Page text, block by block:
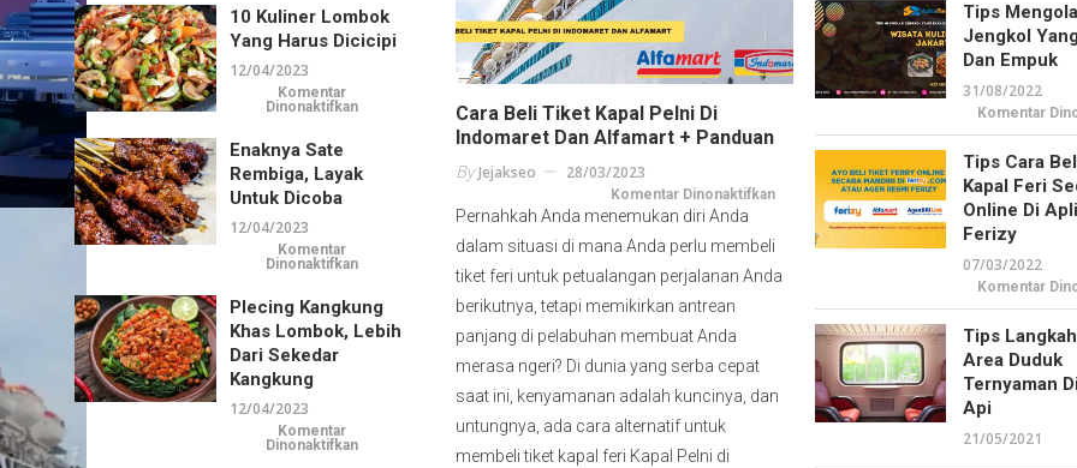
Lombok,
Kemana
Saja?
10 Kuliner Lombok
Yang Harus Dicicipi
12/04/2023
Komentar
Dinonaktifkanpada
Yang
Harus
Enaknya Sate
Rembiga, Layak
Untuk Dicoba
12/04/2023
Komentar
Dinonaktifkanpada
Rembiga,
Layak
Untuk
Plecing Kangkung
Khas Lombok, Lebih
Dari Sekedar
Kangkung
12/04/2023
Komentar
Dinonaktifkanpada
Cara Beli Tiket Kapal Pelni Di
Indomaret Dan Alfamart + Panduan
ByJejakseo 28/03/2023
Komentar Dinonaktifkanpada
di
Alfamart
Pernahkah Anda menemukan diri Anda
dalam situasi di mana Anda perlu membeli
tiket feri untuk petualangan perjalanan Anda
berikutnya, tetapi memikirkan antrean
panjang di pelabuhan membuat Anda
merasa ngeri? Di dunia yang serba cepat
saat ini, kenyamanan adalah kuncinya, dan
untungnya, ada cara alternatif untuk
membeli tiket kapal feri Kapal Pelni di
Tips
Jengkol
Dan Empuk
31/08/2022
Komentar
Tips Cara
Kapal Feri
Online Di
Ferizy
07/03/2022
Komentar
Tips
Area Duduk
Ternyaman
Api
21/05/2021